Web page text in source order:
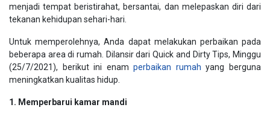
menjadi tempat beristirahat, bersantai, dan melepaskan diri dari
tekanan kehidupan sehari-hari.
Untuk memperolehnya, Anda dapat melakukan perbaikan pada
beberapa area di rumah. Dilansir dari Quick and Dirty Tips, Minggu
(25/7/2021), berikut ini enamperbaikan rumah yang berguna
meningkatkan kualitas hidup.
1. Memperbarui kamar mandi